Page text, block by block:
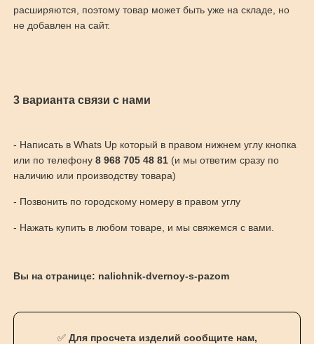
расширяются, поэтому товар может быть уже на складе, но
не добавлен на сайт.
3 варианта связи с нами
- Написать в Whats Up который в правом нижнем углу кнопка
или по телефону 8 968 705 48 81(и мы ответим сразу по
наличию или производству товара)
- Позвонить по городскому номеру в правом углу
- Нажать купить в любом товаре, и мы свяжемся с вами.
Вы на странице: nalichnik-dvernoy-s-pazom
✅ Для просчета изделий сообщите нам,